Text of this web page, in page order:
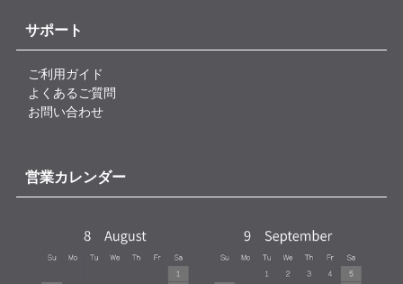
サポート
ご利用ガイド
よくあるご質問
お問い合わせ
営業カレンダー